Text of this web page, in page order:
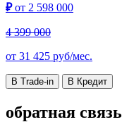
₽от 2 598 000
4 399 000
от 31 425 руб/мес.
В Trade-in В Кредит
обратная связь